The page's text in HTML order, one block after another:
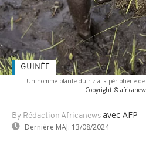
Un homme plante du riz à la périphérie de
Copyright ©
By Rédaction Africanews avec AFP
Dernière MAJ: 13/08/2024
GUINÉE